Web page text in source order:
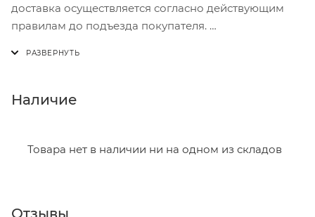
доставка осуществляется согласно действующим
правилам до подъезда покупателя.
В субботу с 8:00 до 15:00
- зоны доставки;
Наличие
Товара нет в наличии ни на одном из складов
Отзывы